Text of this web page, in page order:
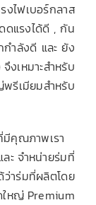
ไฟเบอร์กลาส
ดแรงได้ดี , กัน
ำลังดี และ ยัง
งเหมาะสำหรับ
รีเมียมสำหรับ
คุณภาพเรา
ะ จำหน่ายร่มที่
าร่มที่ผลิตโดย
ใหญ่ Premium